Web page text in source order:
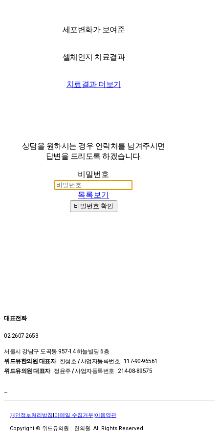
세포변화가 보여준
셀체인지 치료결과
치료결과 더보기
상담을 원하시는 경우 연락처를 남겨주시면
답변을 드리도록 하겠습니다.
비밀번호
목록보기
비밀번호 확인
대표전화
02-2607-2653
서울시 강남구 도곡동 957-14 하늘빌딩 6층
위드유한의원 대표자: 한성호 /사업자등록번호 : 117-90-96561
위드유의원 대표자: 정윤주 /사업자등록번호 : 214-08-89575
–
개인정보처리방침|이메일 수집거부|이용약관
Copyright © 위드유의원ㆍ한의원. All Rights Reserved
카톡상